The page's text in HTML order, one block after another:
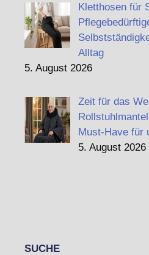
Kletthosen für
Alltag
5. August 2026
Zeit für das
Must-Have für
5. August 2026
SUCHE